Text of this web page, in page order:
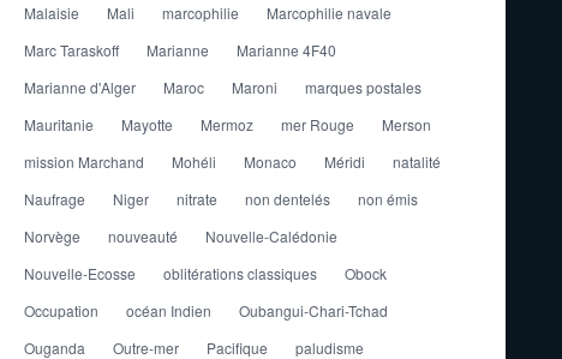
Malaisie
Mali marcophilie
Marcophilie navale
Marc Taraskoff
Marianne
Marianne 4F40
Marianne d'Alger
Maroc Maroni
marques postales
Mauritanie
Mayotte Mermoz mer Rouge
Merson
mission Marchand
Mohéli Monaco Méridi
natalité
Naufrage
Niger nitrate non dentelés
non émis
Norvège
nouveauté
Nouvelle-Calédonie
Nouvelle-Ecosse
oblitérations classiques
Obock
Occupation
océan Indien
Oubangui-Chari-Tchad
Ouganda
Outre-mer Pacifique
paludisme